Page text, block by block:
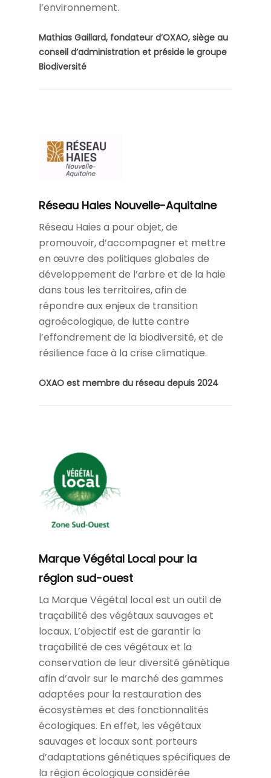
l’environnement.
Mathias Gaillard, fondateur d’OXAO, siège au
conseil d’administration et préside le groupe
Biodiversité
Réseau Haies Nouvelle-Aquitaine
Réseau Haies a pour objet, de
promouvoir, d’accompagner et mettre
en œuvre des politiques globales de
développement de l’arbre et de la haie
dans tous les territoires, afin de
répondre aux enjeux de transition
agroécologique, de lutte contre
l’effondrement de la biodiversité, et de
résilience face à la crise climatique.
OXAO est membre du réseau depuis 2024
Marque Végétal Local pour la
région sud-ouest
La Marque Végétal local est un outil de
traçabilité des végétaux sauvages et
locaux. L’objectif est de garantir la
traçabilité de ces végétaux et la
conservation de leur diversité génétique
afin d’avoir sur le marché des gammes
adaptées pour la restauration des
écosystèmes et des fonctionnalités
écologiques. En effet, les végétaux
sauvages et locaux sont porteurs
d’adaptations génétiques spécifiques de
la région écologique considérée